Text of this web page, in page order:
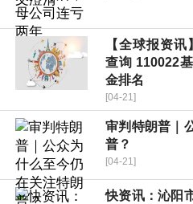
【全球报资
查询 110022
金排名
[04-21]
审判特朗普｜
普？
[04-21]
快资讯：沁阳